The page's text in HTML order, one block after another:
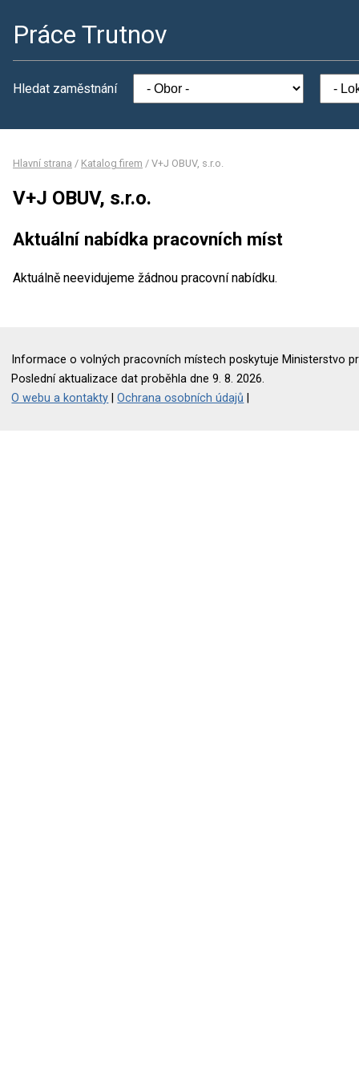
Práce Trutnov
Hledat zaměstnání
Hlavní strana / Katalog firem / V+J OBUV, s.r.o.
V+J OBUV, s.r.o.
Aktuální nabídka pracovních míst
Aktuálně neevidujeme žádnou pracovní nabídku.
Informace o volných pracovních místech poskytuje Ministerstvo
Poslední aktualizace dat proběhla dne 9. 8. 2026.
O webu a kontakty |Ochrana osobních údajů